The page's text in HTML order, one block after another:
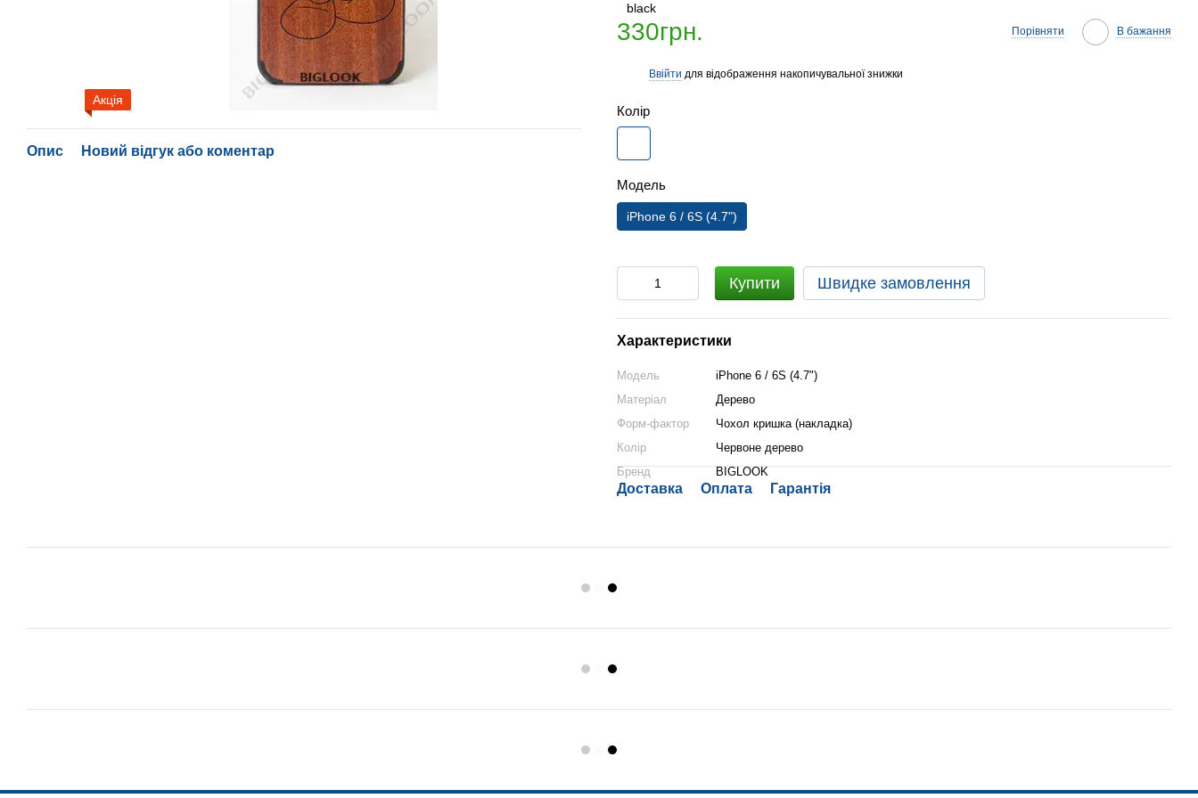
Акція
Опис Новий відгук або коментар
330грн. Порівняти В бажання
Ввійти для відображення накопичувальної знижки
Колір
Модель
iPhone 6 / 6S (4.7")
Купити Швидке замовлення
Характеристики
Модель
iPhone 6 / 6S (4.7")
Матеріал
Дерево
Форм-фактор
Чохол кришка (накладка)
Колір
Червоне дерево
Бренд
BIGLOOK
Доставка Оплата Гарантія